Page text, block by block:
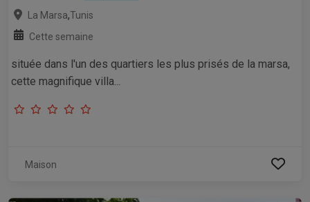
La Marsa,Tunis
Cette semaine
située dans l'un des quartiers les plus prisés de la marsa,
cette magnifique villa...
Maison